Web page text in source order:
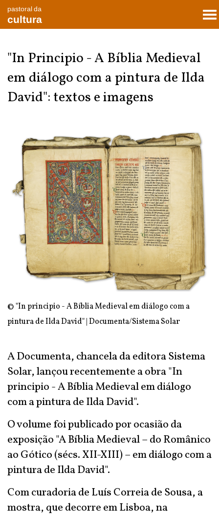
pastoral da
cultura
"In Principio - A Bíblia Medieval
em diálogo com a pintura de Ilda
David": textos e imagens
© "In principio - A Bíblia Medieval em diálogo com a
pintura de Ilda David" | Documenta/Sistema Solar
A Documenta, chancela da editora Sistema
Solar, lançou recentemente a obra "In
principio - A Bíblia Medieval em diálogo
com a pintura de Ilda David".
O volume foi publicado por ocasião da
exposição "A Bíblia Medieval – do Românico
ao Gótico (sécs. XII-XIII) – em diálogo com a
pintura de Ilda David".
Com curadoria de Luís Correia de Sousa, a
mostra, que decorre em Lisboa, na